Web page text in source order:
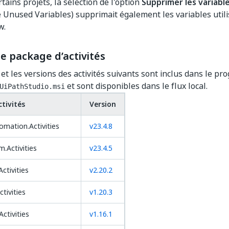
Unused Variables) supprimait également les variables
package d’activités
les versions des activités suivants sont inclus dans le
UiPathStudio.msi et sont disponibles dans le flux local.
Version
v23.4.8
v23.4.5
v2.20.2
v1.20.3
v1.16.1